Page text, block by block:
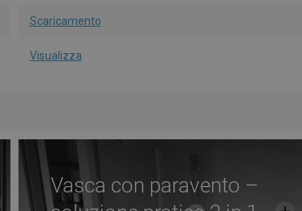
Scaricamento
Visualizza
Vasca con paravento –